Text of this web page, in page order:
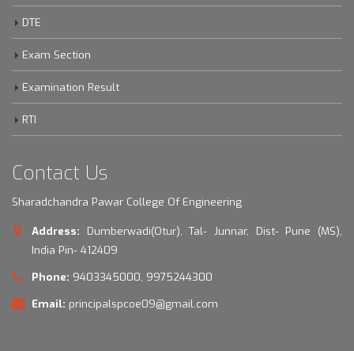
DTE
Exam Section
Examination Result
RTI
Sharadchandra Pawar College Of Engineering
India Pin- 412409
principalspcoe09@gmail.com